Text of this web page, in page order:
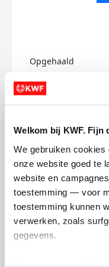
Welkom bij KWF. Fijn
We gebruiken cookies
onze website goed te
website en
toestemming — voor
toestemming kunnen
verwerken, zoals
gegevens.
Opgehaald